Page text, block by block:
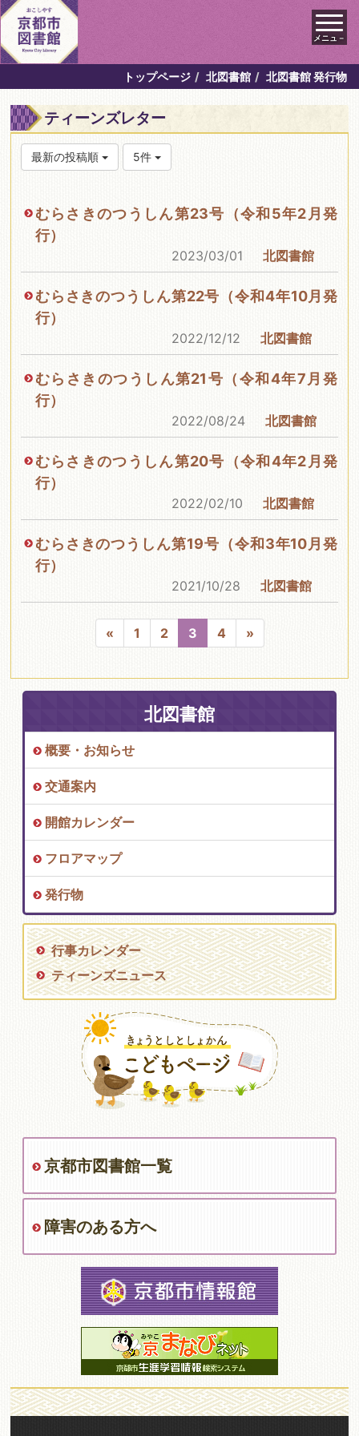
メニュ－
トップページ 北図書館 北図書館 発行物
ティーンズレター
最新の投稿順 5件
むらさきのつうしん第23号（令和5年2月発
行）
2023/03/01 北図書館
むらさきのつうしん第22号（令和4年10月発
行）
2022/12/12 北図書館
むらさきのつうしん第21号（令和4年7月発
行）
2022/08/24 北図書館
むらさきのつうしん第20号（令和4年2月発
行）
2022/02/10 北図書館
むらさきのつうしん第19号（令和3年10月発
行）
2021/10/28 北図書館
« 1 2 3 4 »
北図書館
概要・お知らせ
交通案内
開館カレンダー
フロアマップ
発行物
行事カレンダー
ティーンズニュース
京都市図書館一覧
障害のある方へ